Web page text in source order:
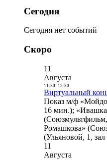
Сегодня
Сегодня нет событий
Скоро
11
Августа
11:30- 12:30
Виртуальный
Показ м/ф
16 мин.);
Ромашкова»
(Ульяновой, 1,
11
Августа